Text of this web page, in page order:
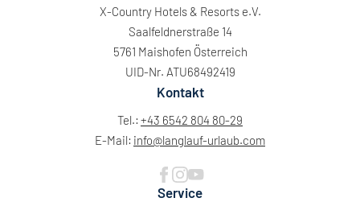
X-Country Hotels & Resorts e.V.
Saalfeldnerstraße 14
5761 Maishofen Österreich
UID-Nr. ATU68492419
Kontakt
Tel.: +43 6542 804 80-29
E-Mail: info@langlauf-urlaub.com
Service